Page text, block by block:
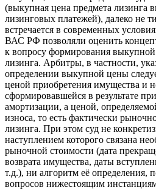
(выкупная цена предмета лизинга
лизинговых платежей), далеко не
встречается в современных
ВАС РФ позволяли оценить
к вопросу формирования выкупной
лизинга. Арбитры, в частности,
определении выкупной цены
ценой приобретения имущества и
сформировавшейся в результате
амортизации, а ценой,
износа, то есть фактически
лизинга. При этом суд не
наступлением которого связана
рыночной стоимости (дата
возврата имущества, даты
т.д.), ни алгоритм её определения,
вопросов нижестоящим